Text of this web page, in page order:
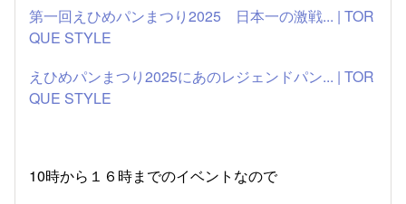
第一回えひめパンまつり2025 日本一の激戦... | TOR
QUE STYLE
えひめパンまつり2025にあのレジェンドパン... | TOR
QUE STYLE
10時から１６時までのイベントなので